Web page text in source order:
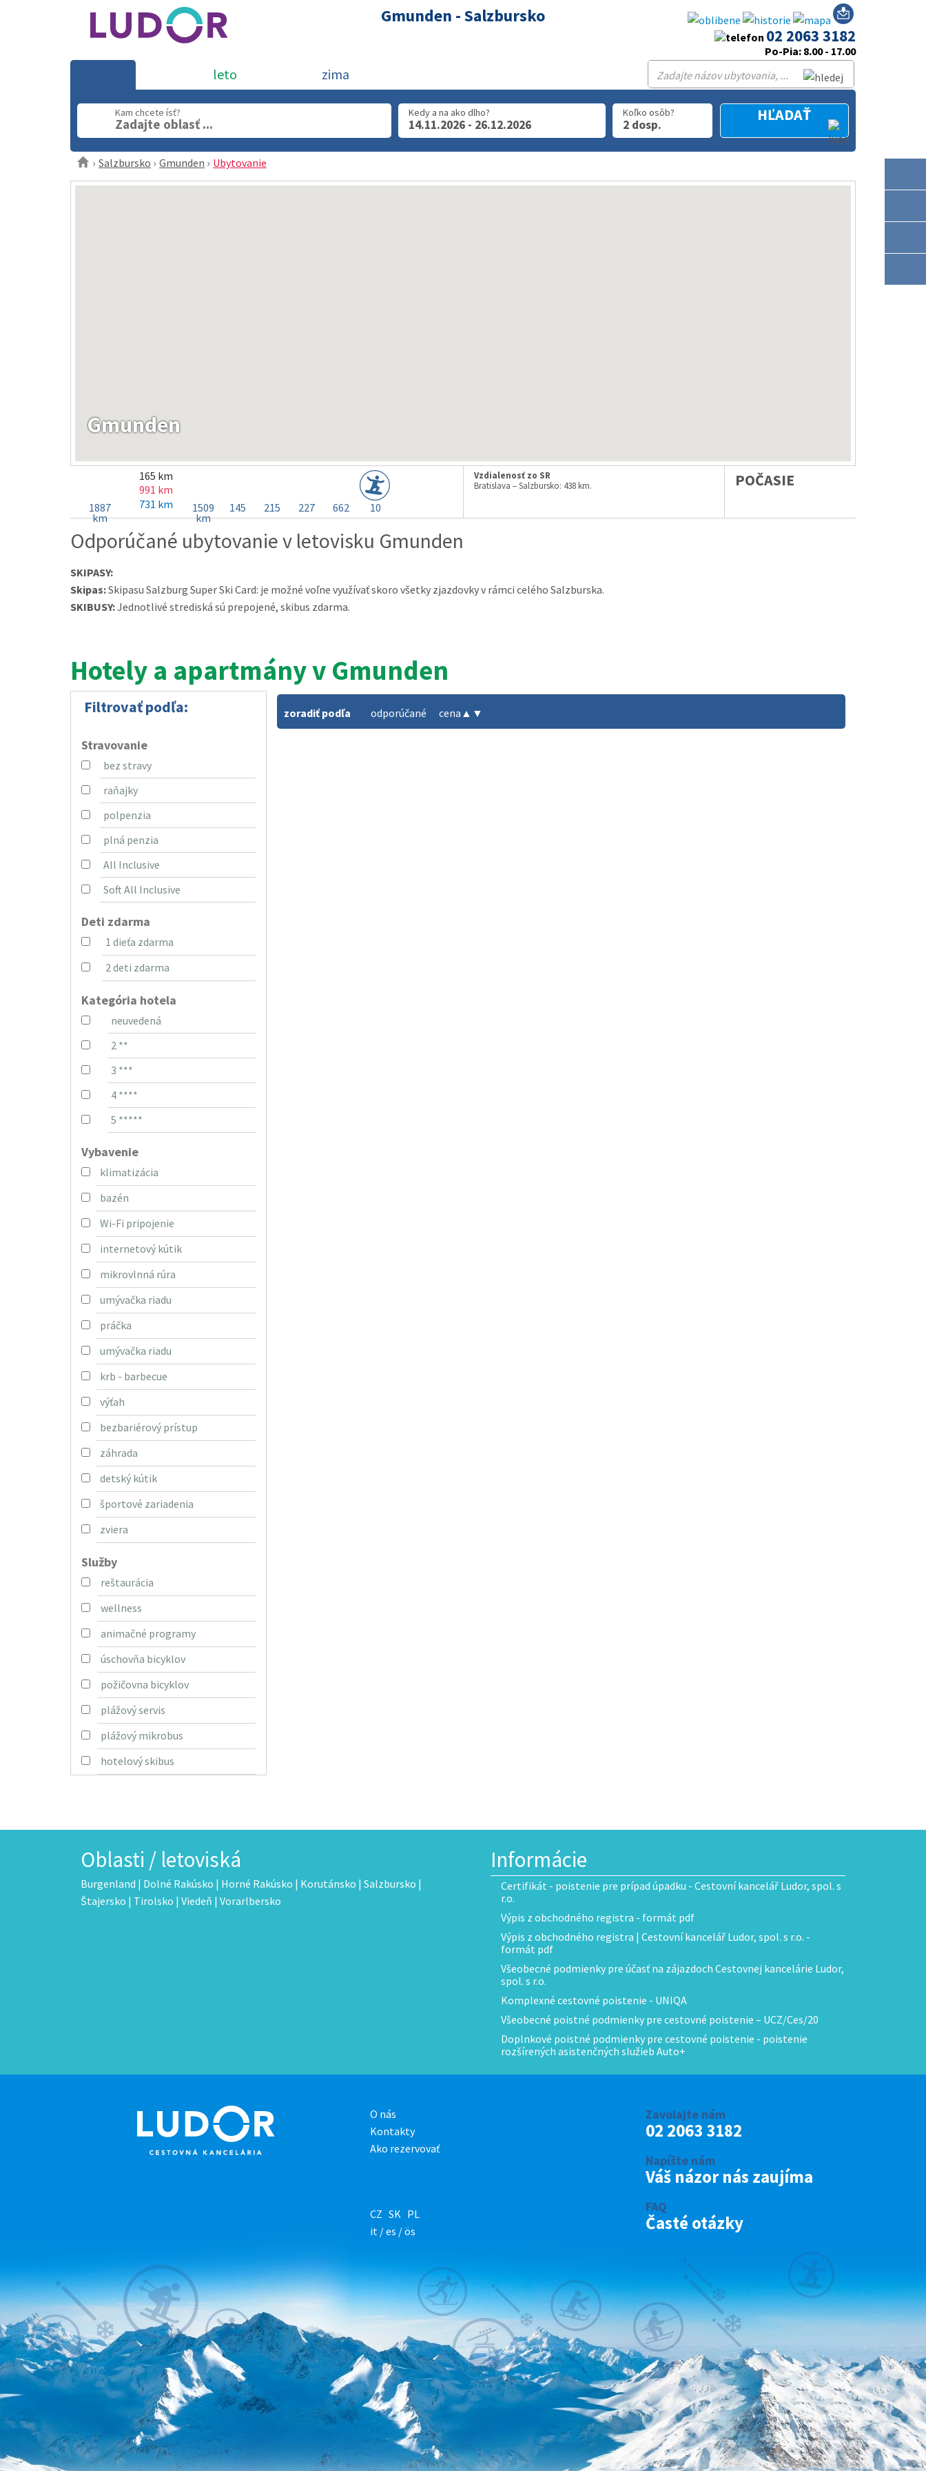
Gmunden - Salzbursko
02 2063 3182
Po-Pia: 8.00 - 17.00
leto zima
Kam chcete ísť?
Zadajte oblasť ...
Kedy a na ako dlho?
14.11.2026 - 26.12.2026
Koľko osôb?
2 dosp.
HĽADAŤ
Salzbursko Gmunden Ubytovanie
Gmunden
1887
km
165 km
991 km
731 km
1509
km
145 215 227 662 10
Vzdialenosť zo SR
Bratislava – Salzbursko: 438 km.
POČASIE
Odporúčané ubytovanie v letovisku Gmunden
SKIPASY:
Skipas:Skipasu Salzburg Super Ski Card: je možné voľne využívať skoro všetky zjazdovky v rámci celého Salzburska.
SKIBUSY:Jednotlivé strediská sú prepojené, skibus zdarma.
Hotely a apartmány v Gmunden
Filtrovať podľa:
Stravovanie
bez stravy
raňajky
polpenzia
plná penzia
All Inclusive
Soft All Inclusive
Deti zdarma
1 dieťa zdarma
2 deti zdarma
Kategória hotela
neuvedená
2 **
3 ***
4 ****
5 *****
Vybavenie
klimatizácia
bazén
Wi-Fi pripojenie
internetový kútik
mikrovlnná rúra
umývačka riadu
práčka
umývačka riadu
krb - barbecue
výťah
bezbariérový prístup
záhrada
detský kútik
športové zariadenia
zviera
Služby
reštaurácia
wellness
animačné programy
úschovňa bicyklov
požičovna bicyklov
plážový servis
plážový mikrobus
hotelový skibus
zoradiť podľa odporúčané cena ▲ ▼
Oblasti / letoviská
Burgenland | Dolné Rakúsko | Horné Rakúsko | Korutánsko | Salzbursko |
Štajersko | Tirolsko | Viedeň | Vorarlbersko
Informácie
Certifikát - poistenie pre prípad úpadku - Cestovní kancelář Ludor, spol. s
r.o.
Výpis z obchodného registra - formát pdf
Výpis z obchodného registra | Cestovní kancelář Ludor, spol. s r.o. -
formát pdf
Všeobecné podmienky pre účasť na zájazdoch Cestovnej kancelárie Ludor,
spol. s r.o.
Komplexné cestovné poistenie - UNIQA
Všeobecné poistné podmienky pre cestovné poistenie – UCZ/Ces/20
Doplnkové poistné podmienky pre cestovné poistenie - poistenie
rozšírených asistenčných služieb Auto+
O nás
Kontakty
Ako rezervovať
CZ SK PL
it /es / ös
Zavolajte nám
02 2063 3182
Napíšte nám
Váš názor nás zaujíma
FAQ
Časté otázky